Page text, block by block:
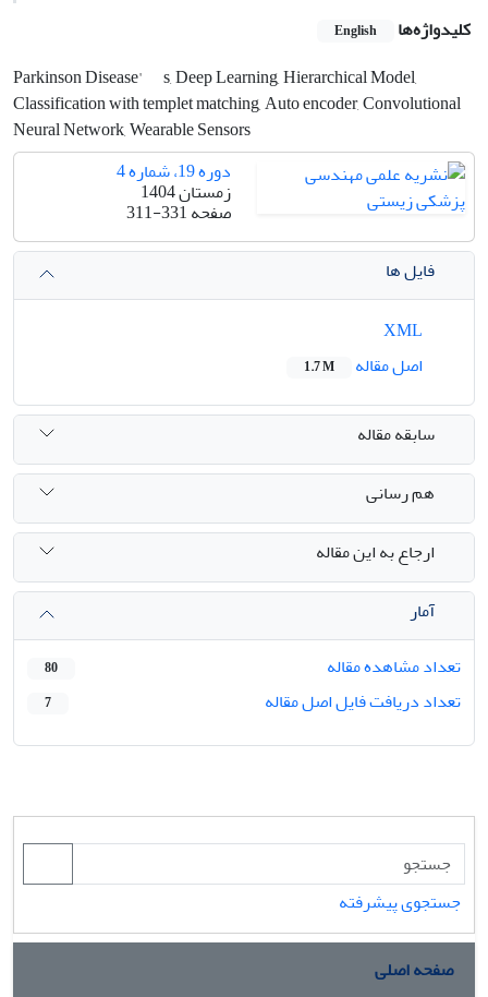
کلیدواژه‌ها English
Parkinson Disease'
s, Deep Learning, Hierarchical Model,
Classification with templet matching, Auto encoder, Convolutional
Neural Network, Wearable Sensors
دوره 19، شماره 4
زمستان 1404
صفحه311-331
فایل ها
اصل مقاله
1.7 M
سابقه مقاله
هم رسانی
ارجاع به این مقاله
آمار
تعداد مشاهده مقاله
80
تعداد دریافت فایل اصل مقاله 7
جستجوی پیشرفته
صفحه اصلی